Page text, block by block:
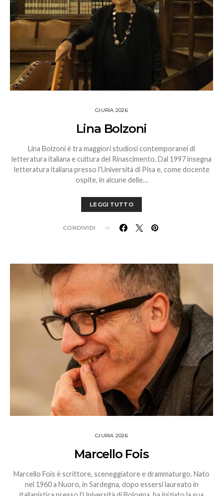
GIURIA 2026
Lina Bolzoni
Lina Bolzoni è tra maggiori studiosi contemporanei di
letteratura italiana e cultura del Rinascimento. Dal 1997 insegna
letteratura italiana presso l’Università di Pisa e, come docente
ospite, in alcune delle…
LEGGI TUTTO
CONDIVIDI
GIURIA 2026
Marcello Fois
Marcello Fois è scrittore, sceneggiatore e drammaturgo. Nato
nel 1960 a Nuoro, in Sardegna, dopo essersi laureato in